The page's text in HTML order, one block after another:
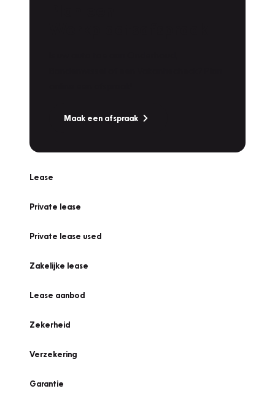
Maak een afspraak
Lease
Private lease
Private lease used
Zakelijke lease
Lease aanbod
Zekerheid
Verzekering
Garantie